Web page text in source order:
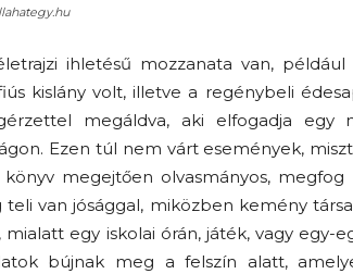
ihletésű mozzanata van, például
kislány volt, illetve a regénybeli
megáldva, aki elfogadja
Ezen túl nem várt események,
megejtően olvasmányos,
teli van jósággal, miközben kemény
egy iskolai órán, játék, vagy egy-
bújnak meg a felszín alatt,